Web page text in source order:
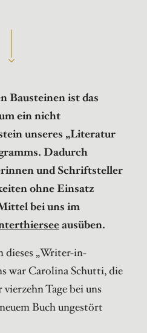
Bausteinen ist das
ein nicht
unseres „Literatur
Dadurch
und Schriftsteller
ohne Einsatz
bei uns im
ausüben.
dieses „Writer-in-
war Carolina Schutti, die
Tage bei uns
Buch ungestört